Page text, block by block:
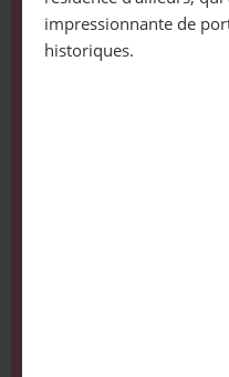
impressionnante de
historiques.